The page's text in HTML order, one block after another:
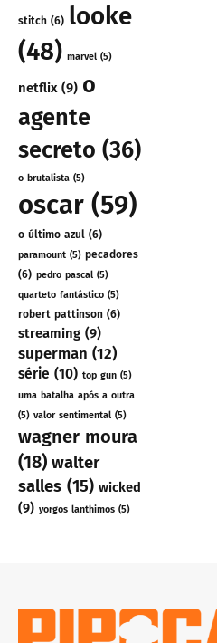
stitch (6) looke
(48) marvel (5)
netflix(9) o
agente
secreto (36)
o brutalista (5)
oscar (59)
o último azul (6)
paramount (5) pecadores
(6) pedro pascal (5)
quarteto fantástico (5)
robert pattinson (6)
streaming (9)
superman (12)
série (10) top gun (5)
uma batalha após a outra
(5) valor sentimental (5)
wagner moura
(18) walter
salles (15) wicked
(9) yorgos lanthimos (5)